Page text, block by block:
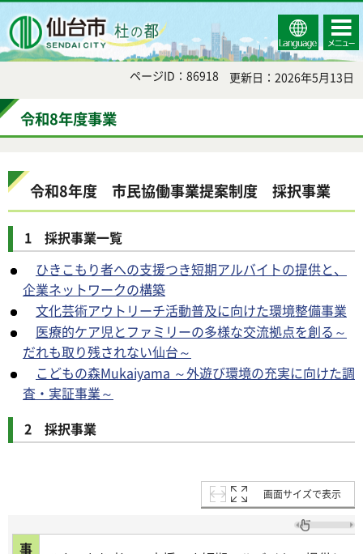
Select
Language
コンテ
ンツメ
ニュー
ページID：86918 更新日：2026年5月13日
令和8年度事業
令和8年度 市民協働事業提案制度 採択事業
1 採択事業一覧
ひきこもり者への支援つき短期アルバイトの提供と、
企業ネットワークの構築
文化芸術アウトリーチ活動普及に向けた環境整備事業
医療的ケア児とファミリーの多様な交流拠点を創る～
だれも取り残されない仙台～
こどもの森Mukaiyama ～外遊び環境の充実に向けた調
査・実証事業～
2 採択事業
画面サイズで表示
事